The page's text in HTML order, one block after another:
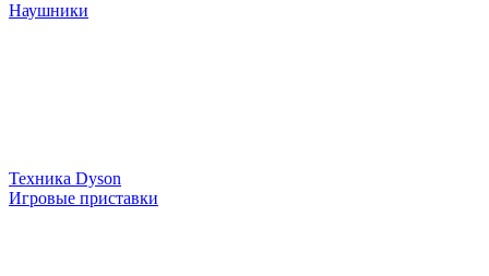
Наушники
Техника Dyson
Игровые приставки